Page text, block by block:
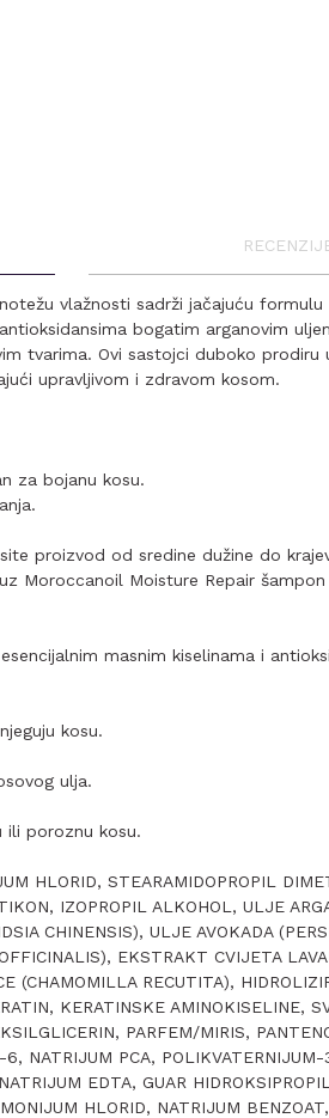
vlažnosti sadrži jačajuću formulu
bogatim arganovim
tvarima. Ovi sastojci duboko prodiru
upravljivom i zdravom kosom.
za bojanu kosu.
proizvod od sredine dužine do
Moroccanoil Moisture Repair
masnim kiselinama i
kosu.
ulja.
ili poroznu kosu.
HLORID, STEARAMIDOPROPIL
IZOPROPIL ALKOHOL, ULJE
CHINENSIS), ULJE AVOKADA
EKSTRAKT CVIJETA
(CHAMOMILLA RECUTITA),
KERATINSKE AMINOKISELINE,
PARFEM/MIRIS,
NATRIJUM PCA,
EDTA, GUAR
HLORID, NATRIJUM